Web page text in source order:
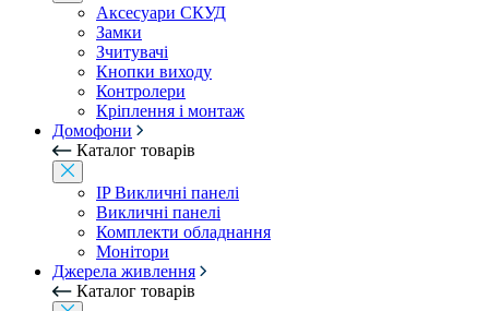
Аксесуари СКУД
Замки
Зчитувачі
Кнопки виходу
Контролери
Кріплення і монтаж
Домофони
Каталог товарів
IP Викличні панелі
Викличні панелі
Комплекти обладнання
Монітори
Джерела живлення
Каталог товарів